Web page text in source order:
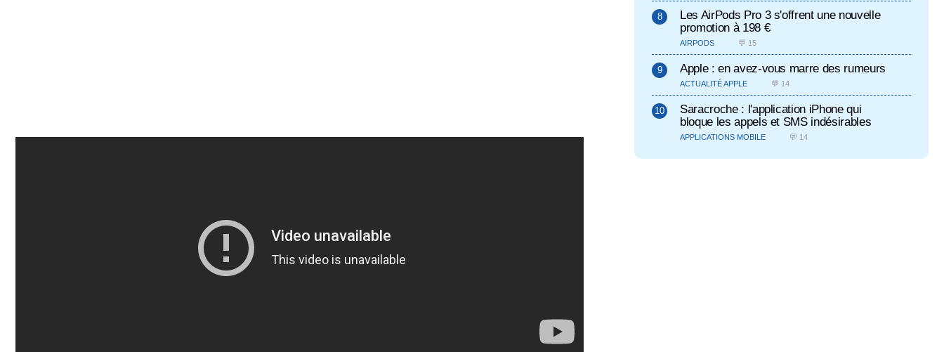
Les AirPods Pro 3 s'offrent une nouvelle
promotion à 198 €
AIRPODS 💬 15
Apple : en avez-vous marre des rumeurs
ACTUALITÉ APPLE 💬 14
Saracroche : l'application iPhone qui
bloque les appels et SMS indésirables
APPLICATIONS MOBILE 💬 14